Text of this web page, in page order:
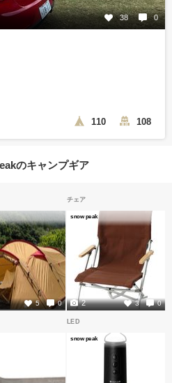
38 0
110 108
のキャンプギア
5 0
チェア
snow peak
3 0
2
LED
snow peak